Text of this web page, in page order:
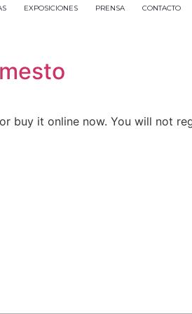
EXPOSICIONES PRENSA CONTACTO
buy it online now. You will not